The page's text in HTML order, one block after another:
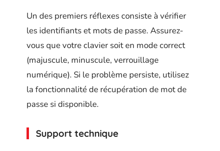
Un des premiers réflexes consiste à vérifier
les identifiants et mots de passe. Assurez-
vous que votre clavier soit en mode correct
(majuscule, minuscule, verrouillage
numérique). Si le problème persiste, utilisez
la fonctionnalité de récupération de mot de
passe si disponible.
Support technique